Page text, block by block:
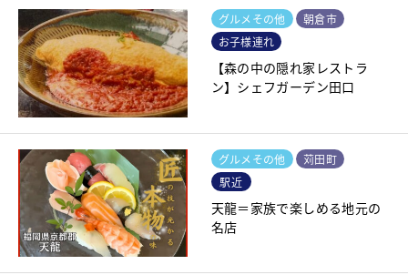
グルメその他
朝倉市
お子様連れ
【森の中の隠れ家レストラ
ン】シェフガーデン田口
グルメその他
苅田町
駅近
天龍＝家族で楽しめる地元の
名店